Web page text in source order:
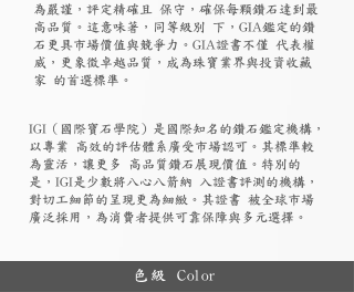
為嚴謹，評定精確且 保守，確保每顆鑽石達到最
高品質。這意味著，同等級別 下，GIA鑑定的鑽
石更具市場價值與競爭力。GIA證書不僅 代表權
威，更象徵卓越品質，成為珠寶業界與投資收藏
家 的首選標準。
​IGI（國際寶石學院）是國際知名的鑽石鑑定機構，
以專業 高效的評估體系廣受市場認可。其標準較
為靈活，讓更多 高品質鑽石展現價值。特別的
是，IGI是少數將八心八箭納 入證書評測的機構，
對切工細節的呈現更為細緻。其證書 被全球市場
廣泛採用，為消費者提供可靠保障與多元選擇。
色級 Color